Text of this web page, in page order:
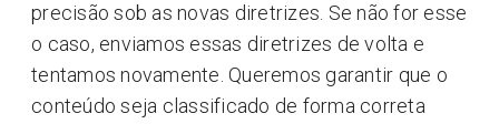
precisão sob as novas diretrizes. Se não for esse
o caso, enviamos essas diretrizes de volta e
tentamos novamente. Queremos garantir que o
conteúdo seja classificado de forma correta